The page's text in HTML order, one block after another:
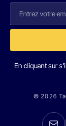
En cliquant sur
© 2026